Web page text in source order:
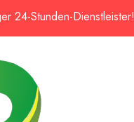
24-Stunden-Dienstleister!